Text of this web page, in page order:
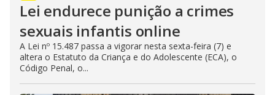
Lei endurece punição a crimes
sexuais infantis online
A Lei nº 15.487 passa a vigorar nesta sexta-feira (7) e
altera o Estatuto da Criança e do Adolescente (ECA), o
Código Penal, o...